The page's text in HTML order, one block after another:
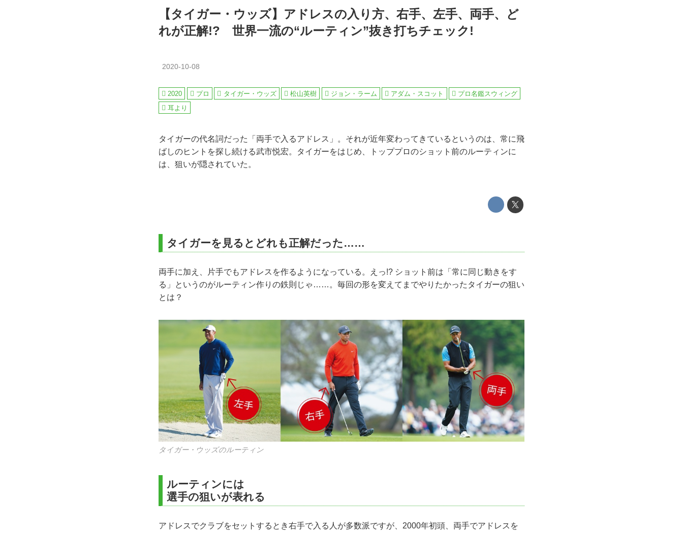
【タイガー・ウッズ】アドレスの入り方、右手、左手、両手、ど
れが正解!? 世界一流の“ルーティン”抜き打ちチェック!
2020-10-08
2020 プロ タイガー・ウッズ 松山英樹 ジョン・ラーム アダム・スコット
プロ名鑑スウィング
耳より
タイガーの代名詞だった「両手で入るアドレス」。それが近年変わってきているというのは、常に飛
ばしのヒントを探し続ける武市悦宏。タイガーをはじめ、トッププロのショット前のルーティンに
は、狙いが隠されていた。
タイガーを見るとどれも正解だった……
両手に加え、片手でもアドレスを作るようになっている。えっ!? ショット前は「常に同じ動きをす
る」というのがルーティン作りの鉄則じゃ……。毎回の形を変えてまでやりたかったタイガーの狙い
とは？
タイガー・ウッズのルーティン
ルーティンには
選手の狙いが表れる
アドレスでクラブをセットするとき右手で入る人が多数派ですが、2000年初頭、両手でアドレスを